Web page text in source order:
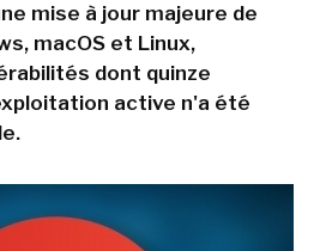
mise à jour majeure de
macOS et Linux,
dont quinze
active n'a été